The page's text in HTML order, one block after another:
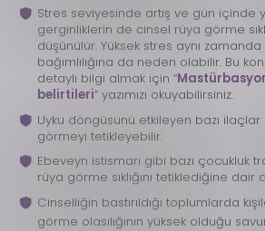
Stres seviyesinde artış ve gün içinde
gerginliklerin de cinsel rüya görme
düşünülür. Yüksek stres aynı
bağımlılığına da neden olabilir. Bu
detaylı bilgi almak için “Mastürbasyon
belirtileri” yazımızı okuyabilirsiniz.
Uyku döngüsünü etkileyen bazı
görmeyi tetikleyebilir.
Ebeveyn istismarı gibi bazı çocukluk
rüya görme sıklığını tetiklediğine dair
Cinselliğin bastırıldığı toplumlarda
görme olasılığının yüksek olduğu